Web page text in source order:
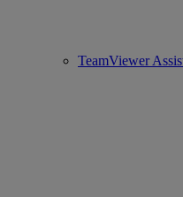
TeamViewer